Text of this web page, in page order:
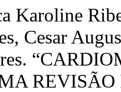
Karoline
Cesar